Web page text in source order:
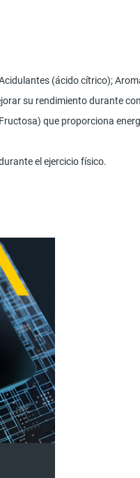
(ácido cítrico);
su rendimiento durante
que proporciona
el ejercicio físico.